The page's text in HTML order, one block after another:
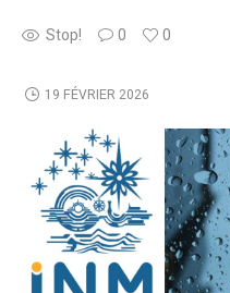
Stop! 0 0
19 FÉVRIER 2026